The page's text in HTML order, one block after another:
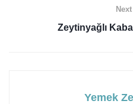
Zeytinyağlı
Yemek